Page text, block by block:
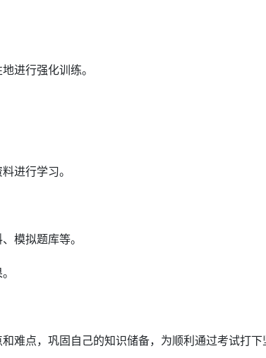
进行强化训练。
进行学习。
模拟题库等。
难点，巩固自己的知识储备，为顺利通过考试打下